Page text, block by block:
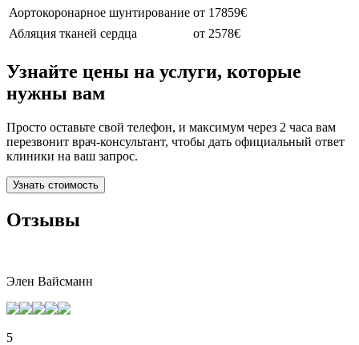
Аортокоронарное шунтирование от 17859€
Абляция тканей сердца
от 2578€
Узнайте цены на услуги, которые
нужны вам
Просто оставьте свой телефон, и максимум через 2 часа вам
перезвонит врач-консультант, чтобы дать официальный ответ
клиники на ваш запрос.
Узнать стоимость
Отзывы
Элен Вайсманн
5